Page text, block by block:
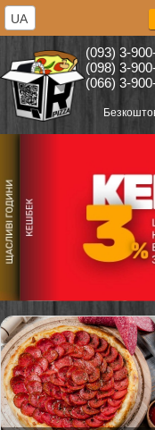
(093) 3-
(098) 3-
(066) 3-
UA